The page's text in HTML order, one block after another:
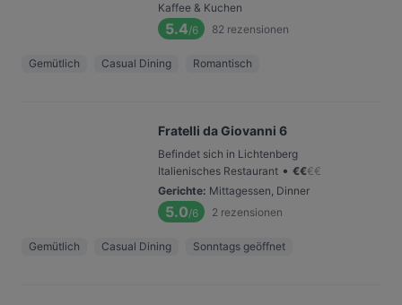
Kaffee & Kuchen
5.4/6 82 rezensionen
Gemütlich Casual Dining Romantisch
Fratelli da Giovanni 6
Befindet sich in Lichtenberg
Italienisches Restaurant • €€€€
Gerichte: Mittagessen, Dinner
5.0/6 2 rezensionen
Gemütlich Casual Dining Sonntags geöffnet